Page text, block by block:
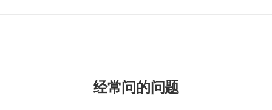
经常问的问题